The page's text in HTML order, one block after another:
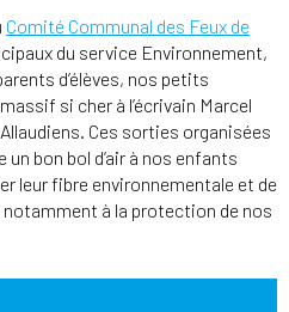
Comité Communal des Feux de
du service Environnement,
d’élèves, nos petits
si cher à l’écrivain Marcel
Ces sorties organisées
bon bol d’air à nos enfants
leur fibre environnementale et de
à la protection de nos